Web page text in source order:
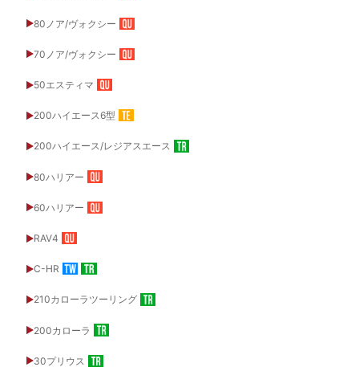
80ノア/ヴォクシー
70ノア/ヴォクシー
50エスティマ
200ハイエース6型
200ハイエース/レジアスエース
80ハリアー
60ハリアー
RAV4
C-HR
210カローラツーリング
200カローラ
30プリウス